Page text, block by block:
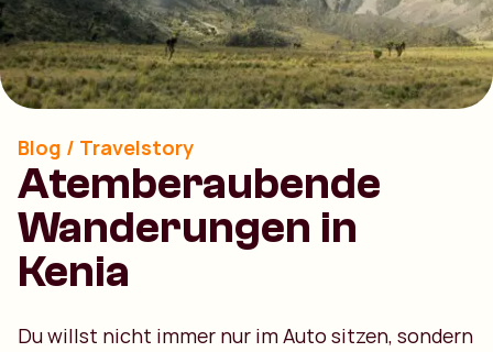
Blog / Travelstory
Atemberaubende
Wanderungen in
Kenia
Du willst nicht immer nur im Auto sitzen, sondern